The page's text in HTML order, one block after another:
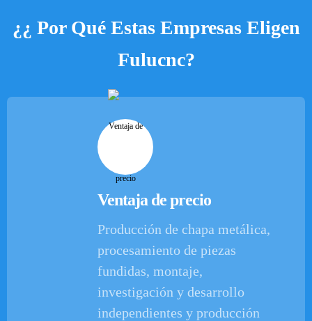
¿¿ Por Qué Estas Empresas Eligen
Fulucnc?
Ventaja de precio
Producción de chapa metálica,
procesamiento de piezas
fundidas, montaje,
investigación y desarrollo
independientes y producción